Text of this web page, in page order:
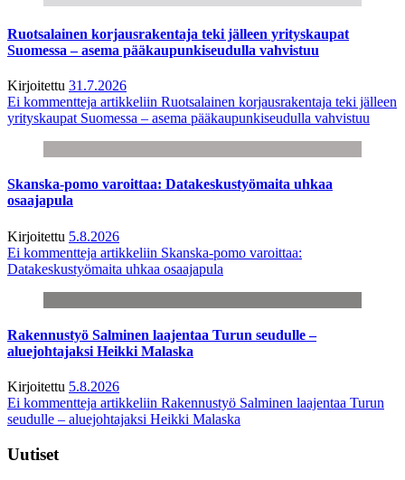
Ruotsalainen korjausrakentaja teki jälleen yrityskaupat
Suomessa – asema pääkaupunkiseudulla vahvistuu
Kirjoitettu 31.7.2026
Ei kommentteja artikkeliin Ruotsalainen korjausrakentaja teki jälleen
yrityskaupat Suomessa – asema pääkaupunkiseudulla vahvistuu
Skanska-pomo varoittaa: Datakeskustyömaita uhkaa
osaajapula
Kirjoitettu 5.8.2026
Ei kommentteja artikkeliin Skanska-pomo varoittaa:
Datakeskustyömaita uhkaa osaajapula
Rakennustyö Salminen laajentaa Turun seudulle –
aluejohtajaksi Heikki Malaska
Kirjoitettu 5.8.2026
Ei kommentteja artikkeliin Rakennustyö Salminen laajentaa Turun
seudulle – aluejohtajaksi Heikki Malaska
Uutiset